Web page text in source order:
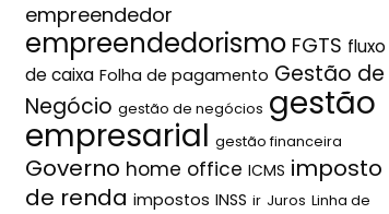
empreendedor
empreendedorismo FGTS fluxo
de caixa Folha de pagamento Gestão de
Negócio gestão de negócios gestão
empresarial gestão financeira
Governo home office ICMS imposto
de renda impostos INSS ir Juros Linha de